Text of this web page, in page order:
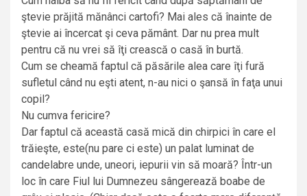
ştevie prăjită mănânci cartofi? Mai ales că înainte de
ştevie ai încercat şi ceva pământ. Dar nu prea mult
pentru că nu vrei să îţi crească o casă în burtă.
Cum se cheamă faptul că păsările alea care îţi fură
sufletul când nu eşti atent, n-au nici o şansă în faţa unui
copil?
Nu cumva fericire?
Dar faptul că această casă mică din chirpici în care el
trăieşte, este(nu pare ci este) un palat luminat de
candelabre unde, uneori, iepurii vin să moară? Într-un
loc în care Fiul lui Dumnezeu sângerează boabe de